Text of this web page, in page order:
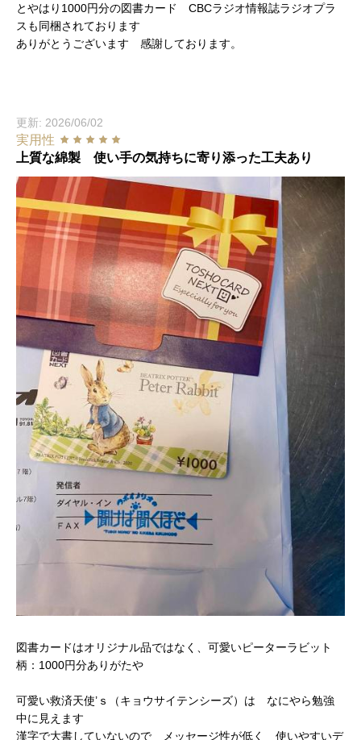
とやはり1000円分の図書カード CBCラジオ情報誌ラジオプラ
スも同梱されております
ありがとうございます 感謝しております。
更新: 2026/06/02
実用性
上質な綿製 使い手の気持ちに寄り添った工夫あり
図書カードはオリジナル品ではなく、可愛いピーターラビット
柄：1000円分ありがたや
可愛い救済天使’ｓ（キョウサイテンシーズ）は なにやら勉強
中に見えます
漢字で大書していないので メッセージ性が低く 使いやすいデ